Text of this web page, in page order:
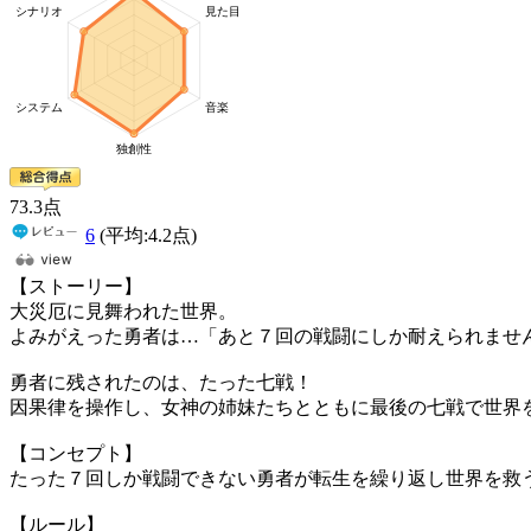
73.3点
6 (平均:4.2点)
【ストーリー】
大災厄に見舞われた世界。
よみがえった勇者は…「あと７回の戦闘にしか耐えられませ
勇者に残されたのは、たった七戦！
因果律を操作し、女神の姉妹たちとともに最後の七戦で世界
【コンセプト】
たった７回しか戦闘できない勇者が転生を繰り返し世界を救
【ルール】